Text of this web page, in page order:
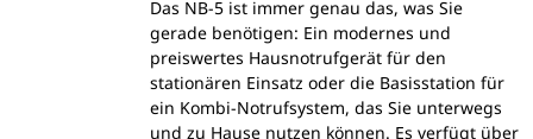
Das NB-5 ist immer genau das, was Sie
gerade benötigen: Ein modernes und
preiswertes Hausnotrufgerät für den
stationären Einsatz oder die Basisstation für
ein Kombi-Notrufsystem, das Sie unterwegs
und zu Hause nutzen können. Es verfügt über